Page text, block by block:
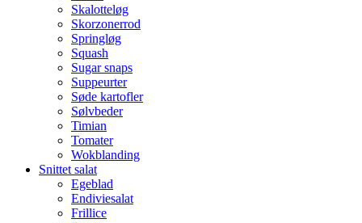
Skalotteløg
Skorzonerrod
Springløg
Squash
Sugar snaps
Suppeurter
Søde kartofler
Sølvbeder
Timian
Tomater
Wokblanding
Snittet salat
Egeblad
Endiviesalat
Frillice